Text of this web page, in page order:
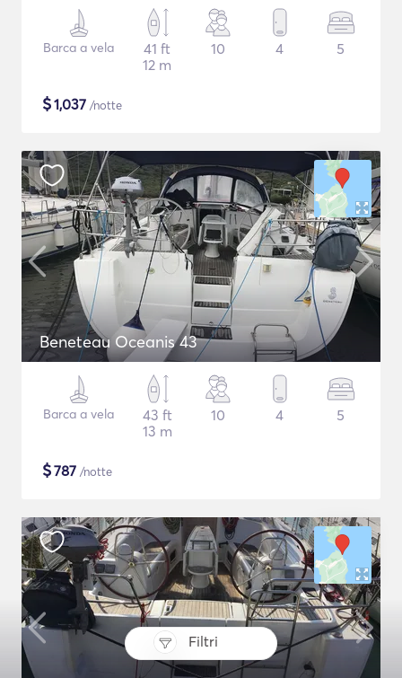
Filtri
Barca a vela
41 ft
12 m
10 4 5
$1,037 /notte
Beneteau Oceanis 43
Barca a vela
43 ft
13 m
10 4 5
$787 /notte